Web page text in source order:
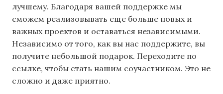
лучшему. Благодаря вашей поддержке мы
сможем реализовывать еще больше новых и
важных проектов и оставаться независимыми.
Независимо от того, как вы нас поддержите, вы
получите небольшой подарок. Переходите по
ссылке, чтобы стать нашим соучастником. Это не
сложно и даже приятно.